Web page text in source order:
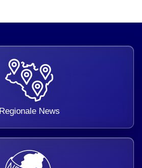
Regionale News